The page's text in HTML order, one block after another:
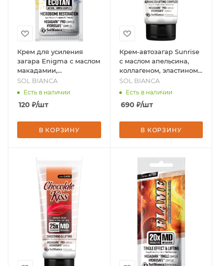
Крем для усиления
загара Enigma с маслом
макадамии,
протеинами йогурта и
пробиотиками, 15 мл,
SOL BIANCA
Есть в наличии
120 ₽/шт
В КОРЗИНУ
Крем-автозагар Sunrise
с маслом апельсина,
коллагеном, эластином
и гиалуроновой
кислотой, 125 мл, бренд
SOL BIANCA
Есть в наличии
690 ₽/шт
В КОРЗИНУ